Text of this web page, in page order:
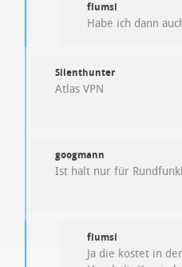
flumsi
Habe ich dann
Silenthunter
Atlas VPN
googmann
Ist halt nur für
flumsi
Ja die kostet in